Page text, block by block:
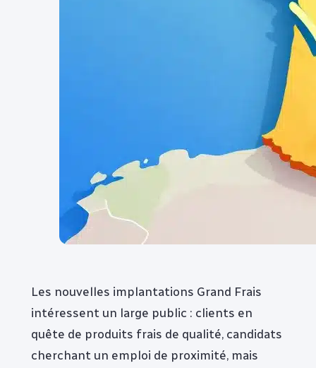
Les nouvelles implantations Grand Frais
intéressent un large public : clients en
quête de produits frais de qualité, candidats
cherchant un emploi de proximité, mais